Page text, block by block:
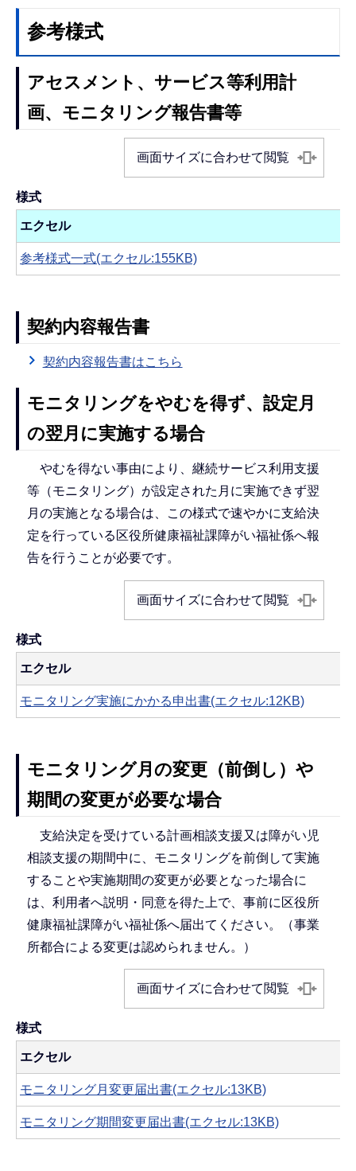
参考様式
アセスメント、サービス等利用計
画、モニタリング報告書等
画面サイズに合わせて閲覧
様式
エクセル
参考様式一式(エクセル:155KB)
契約内容報告書
契約内容報告書はこちら
モニタリングをやむを得ず、設定月
の翌月に実施する場合
やむを得ない事由により、継続サービス利用支援
等（モニタリング）が設定された月に実施できず翌
月の実施となる場合は、この様式で速やかに支給決
定を行っている区役所健康福祉課障がい福祉係へ報
告を行うことが必要です。
画面サイズに合わせて閲覧
様式
エクセル
モニタリング実施にかかる申出書(エクセル:12KB)
モニタリング月の変更（前倒し）や
期間の変更が必要な場合
支給決定を受けている計画相談支援又は障がい児
相談支援の期間中に、モニタリングを前倒して実施
することや実施期間の変更が必要となった場合に
は、利用者へ説明・同意を得た上で、事前に区役所
健康福祉課障がい福祉係へ届出てください。（事業
所都合による変更は認められません。）
画面サイズに合わせて閲覧
様式
エクセル
モニタリング月変更届出書(エクセル:13KB)
モニタリング期間変更届出書(エクセル:13KB)